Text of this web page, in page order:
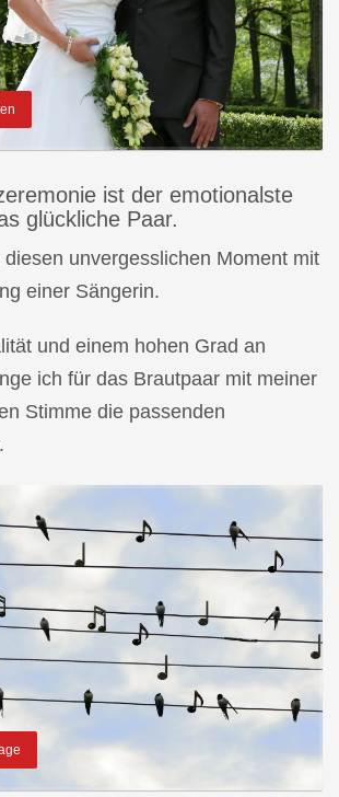
ist der emotionalste
glückliche Paar.
unvergesslichen Moment mit
einer Sängerin.
und einem hohen Grad an
ich für das Brautpaar mit meiner
Stimme die passenden